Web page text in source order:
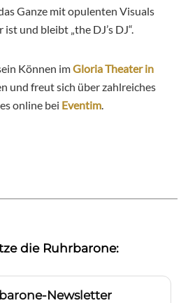
Ganze mit opulenten Visuals
und bleibt „the DJ’s DJ“.
Können imGloria Theater in
und freut sich über zahlreiches
online bei Eventim
die Ruhrbarone:
Newsletter